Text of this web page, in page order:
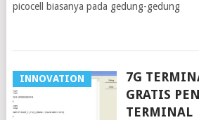
picocell biasanya pada gedung-gedung
INNOVATION
7G
GRATIS
TERMINAL